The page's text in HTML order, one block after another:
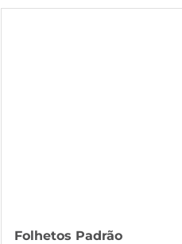
Folhetos Padrão